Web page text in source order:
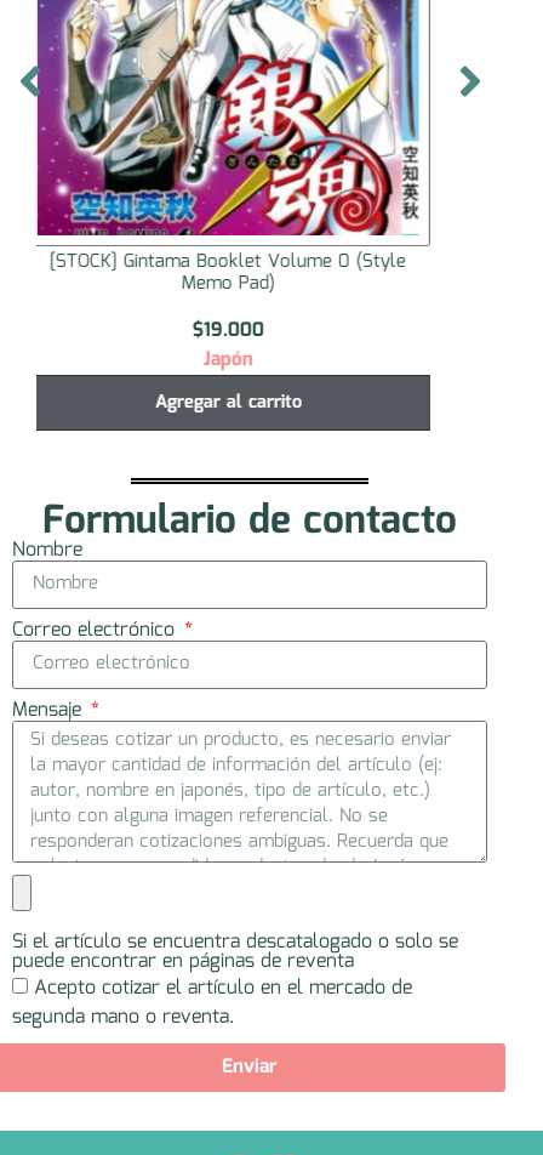
[STOCK] Booklet Captain Tsubasa ENDLESS
DREAM
$21.000
Japón
Agregar al carrito
Formulario de contacto
Nombre
Correo electrónico
Mensaje
Si el artículo se encuentra descatalogado o solo se
puede encontrar en páginas de reventa
Acepto cotizar el artículo en el mercado de
segunda mano o reventa.
Enviar